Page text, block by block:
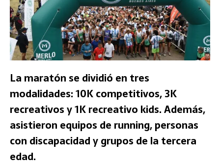
La maratón se dividió en tres
modalidades: 10K competitivos, 3K
recreativos y 1K recreativo kids. Además,
asistieron equipos de running, personas
con discapacidad y grupos de la tercera
edad.